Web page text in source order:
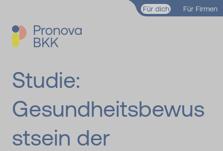
Zum Hauptinhalt springen
Für dich Für Firmen
Studie:
Gesundheitsbewus
stsein der